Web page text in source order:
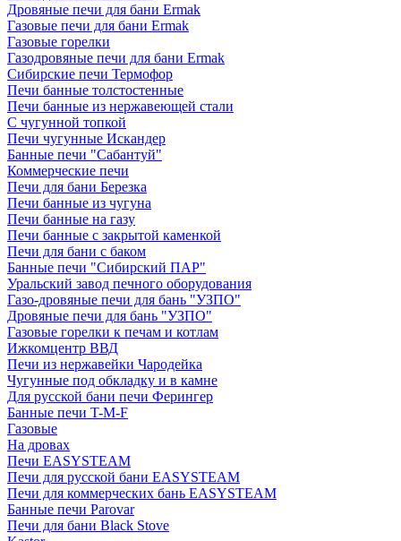
Дровяные печи для бани Ermak
Газовые печи для бани Ermak
Газовые горелки
Газодровяные печи для бани Ermak
Сибирские печи Термофор
Печи банные толстостенные
Печи банные из нержавеющей стали
С чугунной топкой
Печи чугунные Искандер
Банные печи "Сабантуй"
Коммерческие печи
Печи для бани Березка
Печи банные из чугуна
Печи банные на газу
Печи банные с закрытой каменкой
Печи для бани с баком
Банные печи "Сибирский ПАР"
Уральский завод печного оборудования
Газо-дровяные печи для бань "УЗПО"
Дровяные печи для бань "УЗПО"
Газовые горелки к печам и котлам
Ижкомцентр ВВД
Печи из нержавейки Чародейка
Чугунные под обкладку и в камне
Для русской бани печи Ферингер
Банные печи T-M-F
Газовые
На дровах
Печи EASYSTEAM
Печи для русской бани EASYSTEAM
Печи для коммерческих бань EASYSTEAM
Банные печи Parovar
Печи для бани Black Stove